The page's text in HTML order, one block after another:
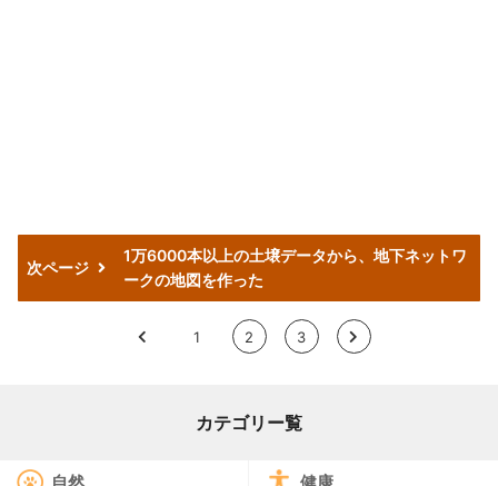
次ページ
1万6000本以上の土壌データから、地下ネットワ
ークの地図を作った
< 1 2 3 >
カテゴリー覧